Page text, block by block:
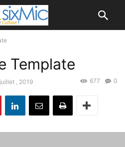
Template
, 2019 0
677